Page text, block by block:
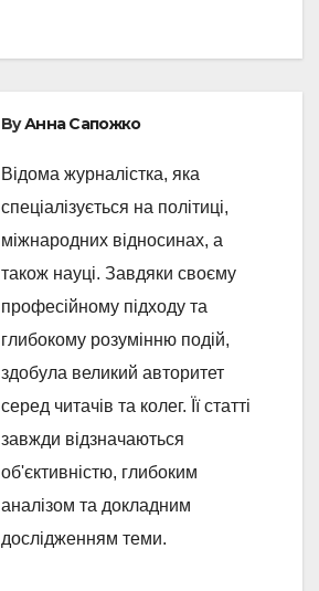
ByАнна Сапожко
Відома журналістка, яка
спеціалізується на політиці,
міжнародних відносинах, а
також науці. Завдяки своєму
професійному підходу та
глибокому розумінню подій,
здобула великий авторитет
серед читачів та колег. Її статті
завжди відзначаються
об'єктивністю, глибоким
аналізом та докладним
дослідженням теми.